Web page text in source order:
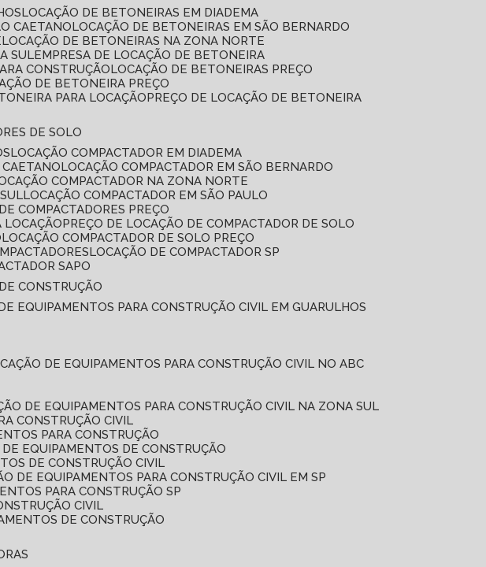
LOCAÇÃO DE BETONEIRAS EM DIADEMA
CAETANO LOCAÇÃO DE BETONEIRAS EM SÃO BERNARDO
LOCAÇÃO DE BETONEIRAS NA ZONA NORTE
SUL
EMPRESA DE LOCAÇÃO DE BETONEIRA
CONSTRUÇÃO LOCAÇÃO DE BETONEIRAS PREÇO
DE BETONEIRA PREÇO
PARA LOCAÇÃO
PREÇO DE LOCAÇÃO DE BETONEIRA
DE SOLO
LOCAÇÃO COMPACTADOR EM DIADEMA
CAETANO LOCAÇÃO COMPACTADOR EM SÃO BERNARDO
COMPACTADOR NA ZONA NORTE
LOCAÇÃO COMPACTADOR EM SÃO PAULO
COMPACTADORES PREÇO
LOCAÇÃO
PREÇO DE LOCAÇÃO DE COMPACTADOR DE SOLO
LOCAÇÃO COMPACTADOR DE SOLO PREÇO
LOCAÇÃO DE COMPACTADOR SP
SAPO
CONSTRUÇÃO
DE EQUIPAMENTOS PARA CONSTRUÇÃO CIVIL EM GUARULHOS
DE EQUIPAMENTOS PARA CONSTRUÇÃO CIVIL NO ABC
DE EQUIPAMENTOS PARA CONSTRUÇÃO CIVIL NA ZONA SUL
CONSTRUÇÃO CIVIL
PARA CONSTRUÇÃO
DE EQUIPAMENTOS DE CONSTRUÇÃO
DE CONSTRUÇÃO CIVIL
DE EQUIPAMENTOS PARA CONSTRUÇÃO CIVIL EM SP
PARA CONSTRUÇÃO SP
CIVIL
DE CONSTRUÇÃO